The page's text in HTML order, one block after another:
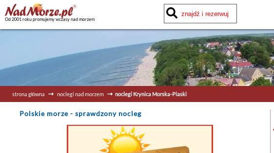
Od 2001 roku promujemy wczasy nad morzem
strona główna noclegi nad morzem noclegi Krynica Morska-Piaski
Polskie morze - sprawdzony nocleg